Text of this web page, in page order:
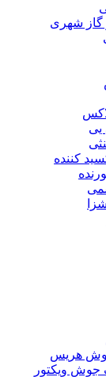
گاز شهری
یی
کننده
هریس
جوش ویکتور